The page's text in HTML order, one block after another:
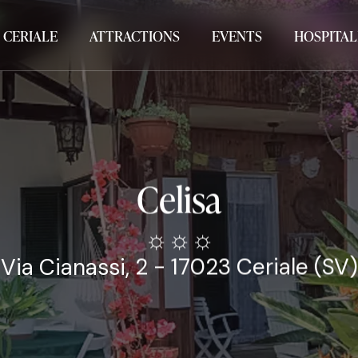
ATTRACTIONS EVENTS
Celisa
☼☼☼
Via Cianassi, 2 - 17023 Ceriale (SV)